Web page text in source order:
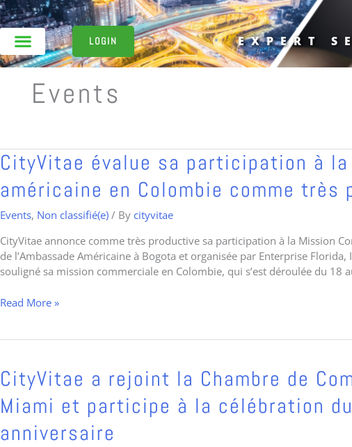
Skip
to
content
LOGIN EXPERT
Events
CityVitae évalue sa participation à
américaine en Colombie comme très
Events, Non classifié(e) / By cityvitae
CityVitae annonce comme très productive sa participation à la Mission
de l’Ambassade Américaine à Bogota et organisée par Enterprise
souligné sa mission commerciale en Colombie, qui s’est déroulée du 18
CityVitae
évalue
sa
à
mission
commerciale
américaine
Colombie
très
Read More »
CityVitae a rejoint la Chambre de
Miami et participe à la célébration
anniversaire
CityVitae
a
rejoint
Chambre